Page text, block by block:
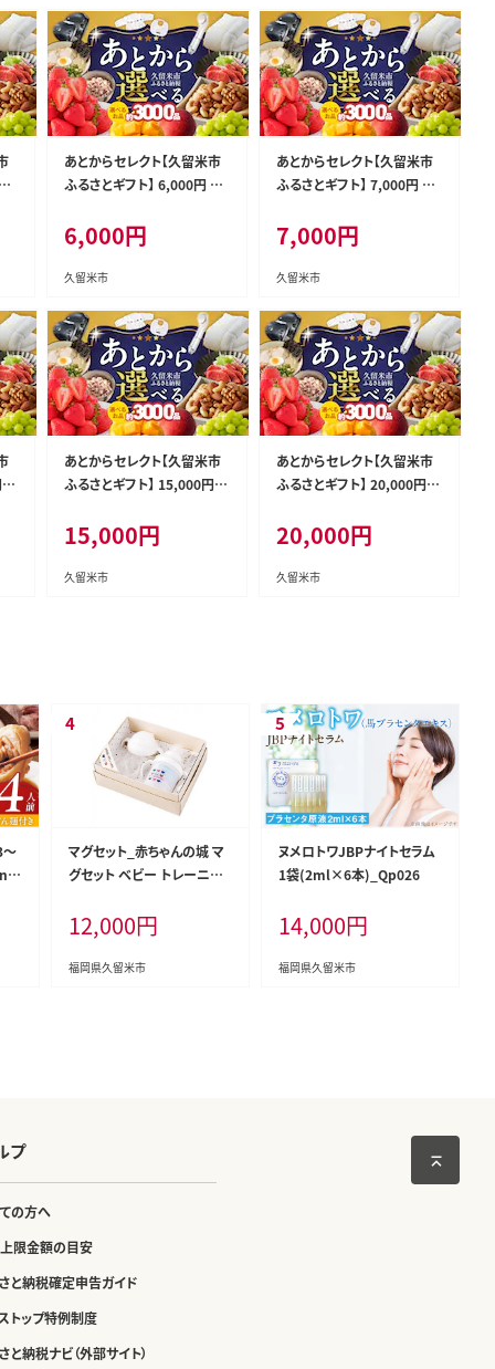
あとからセレクト【久留米市
ふるさとギフト】 6,000円 _R
6,000円
久留米市
あとからセレクト【久留米市
ふるさとギフト】 7,000円 _R
7,000円
久留米市
_
あとからセレクト【久留米市
ふるさとギフト】 15,000円 _
15,000円
久留米市
あとからセレクト【久留米市
ふるさとギフト】 20,000円 _
20,000円
久留米市
～
マグセット_赤ちゃんの城 マ
グセット ベビー トレーニン
留米市 送料無料_Su001
12,000円
福岡県久留米市
ヌメロトワJBPナイトセラム
1袋(2ml×6本)_Qp026
14,000円
福岡県久留米市
プ
の方へ
限金額の目安
と納税確定申告ガイド
トップ特例制度
と納税ナビ（外部サイト）